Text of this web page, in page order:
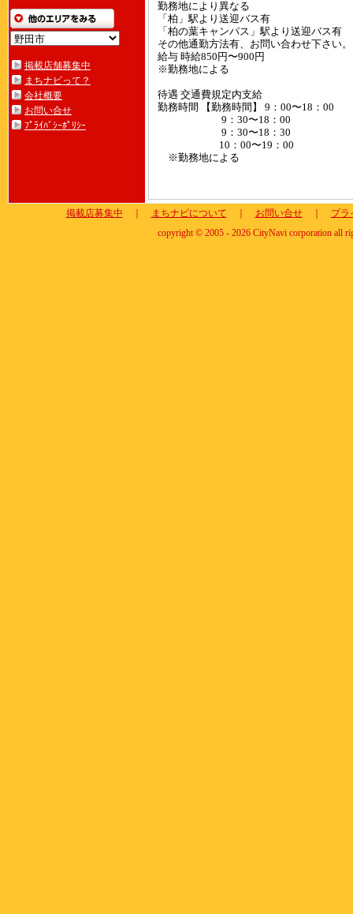
掲載店舗募集中
まちナビって？
会社概要
お問い合せ
ﾌﾟﾗｲﾊﾞｼｰﾎﾟﾘｼｰ
勤務地により異なる
「柏」駅より送迎バス有
「柏の葉キャンパス」駅より送迎バス有
その他通勤方法有、お問い合わせ下さい。
給与 時給850円〜900円
※勤務地による
待遇 交通費規定内支給
勤務時間 【勤務時間】 9：00〜18：00
9：30〜18：00
9：30〜18：30
10：00〜19：00
※勤務地による
掲載店募集中 まちナビについて お問い合せ｜
プラ
copyright © 2005 - 2026 CityNavi corporation all